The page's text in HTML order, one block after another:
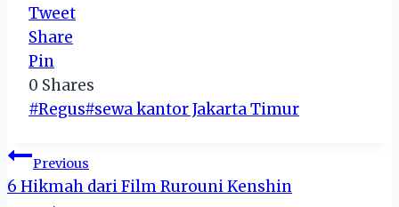
Tweet
Share
Pin
0 Shares
Post
#Regus#sewa kantor Jakarta Timur
Post
navigation
Previous
6 Hikmah dari Film Rurouni Kenshin